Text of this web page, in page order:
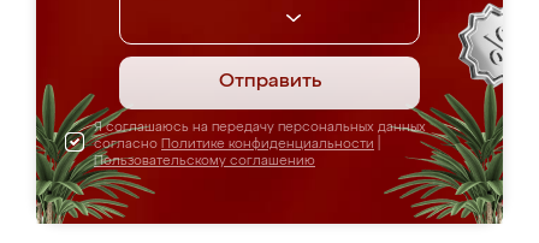
Отправить
Я соглашаюсь на передачу персональных данных
согласно Политике конфиденциальности
Пользовательскому соглашению